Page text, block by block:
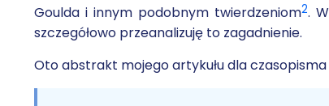
Goulda i innym podobnym twierdzeniom2.
szczegółowo przeanalizuję to zagadnienie.
Oto abstrakt mojego artykułu dla czasopisma